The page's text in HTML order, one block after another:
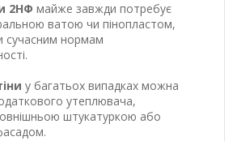
2НФ майже завжди потребує
ватою чи пінопластом,
сучасним нормам
у багатьох випадках можна
утеплювача,
штукатуркою або